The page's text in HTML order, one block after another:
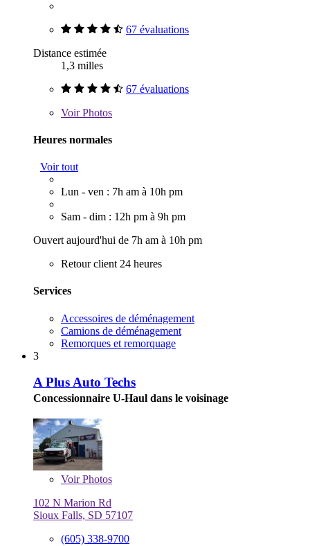
67 évaluations
Distance estimée
1,3 milles
67 évaluations
VoirPhotos
Heures normales
Voir tout
Lun - ven : 7h am à 10h pm
Sam - dim : 12h pm à 9h pm
Ouvert aujourd'hui de 7h am à 10h pm
Retour client 24 heures
Services
Accessoires de déménagement
Camions de déménagement
Remorques et remorquage
3
A Plus Auto Techs
Concessionnaire U-Haul dans le voisinage
VoirPhotos
102 N Marion Rd
Sioux Falls, SD 57107
(605) 338-9700